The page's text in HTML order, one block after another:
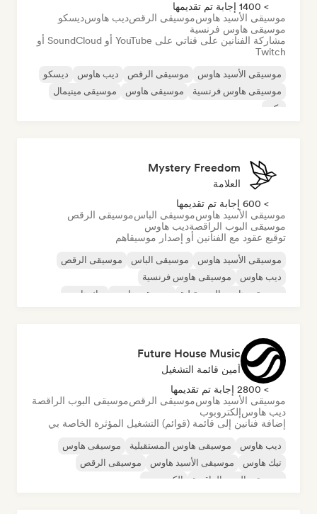
> 1400 إجابة تم تقديمها
موسيقى الأسيد هاوسموسيقى الرقصديب هاوسديسكو
موسيقى هاوس فرنسية
مشاركة الفنانين على قناتي على YouTube أو SoundCloud أو
Twitch
موسيقى الأسيد هاوس موسيقى الرقص ديب هاوس
ديسكو
موسيقى هاوس فرنسية
موسيقى هاوس
موسيقى مينيمال
تكنو
Mystery Freedom
العلامة
> 600 إجابة تم تقديمها
موسيقى الأسيد هاوسموسيقى الباسموسيقى الرقص
موسيقى البوب الراقصةديب هاوس
توقيع عقود مع الفنانين أو إصدار موسيقاهم
موسيقى الأسيد هاوس موسيقى الباس
موسيقى الرقص
ديب هاوس
موسيقى هاوس فرنسية
موسيقى هاوس المستقبلية
موسيقى هاوس تيك هاوس
Future House Music
أمين قائمة التشغيل
> 2800 إجابة تم تقديمها
موسيقى الأسيد هاوسموسيقى الرقصموسيقى البوب الراقصة
ديب هاوسإلكتروبوب
إضافة فنانين إلى قائمة (قوائم) التشغيل المؤثرة الخاصة بي
ديب هاوس موسيقى هاوس المستقبلية
موسيقى هاوس
تيك هاوس
موسيقى الأسيد هاوس
موسيقى الرقص
موسيقى البوب الراقصة
إلكتروبوب